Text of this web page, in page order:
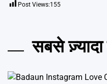
Post Views:155
सबसे